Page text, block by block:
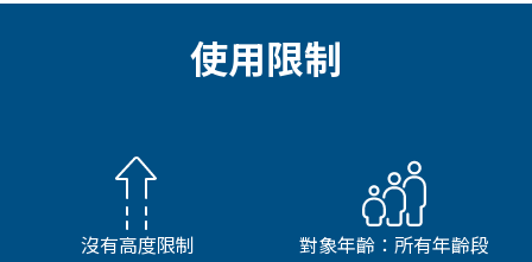
使用限制
沒有高度限制 對象年齡：所有年齡段